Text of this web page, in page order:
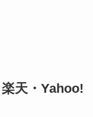
天・Yahoo!